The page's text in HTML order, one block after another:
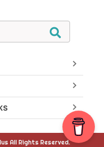
All Rights Reserved.